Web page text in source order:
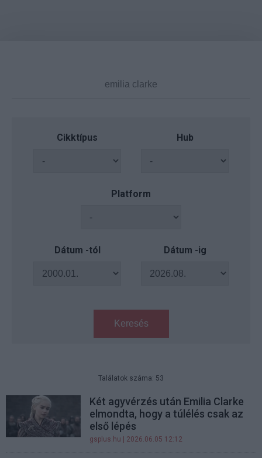
Cikktípus Hub
Platform
Dátum -tól Dátum -ig
Keresés
Találatok száma: 53
Két agyvérzés után Emilia Clarke
elmondta, hogy a túlélés csak az
első lépés
gsplus.hu | 2026.06.05 12:12